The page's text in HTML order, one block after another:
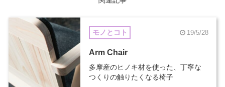
COLUMN
コラム モノとコト 19/5/28
Arm Chair
多摩産のヒノキ材を使った、丁寧な
つくりの触りたくなる椅子